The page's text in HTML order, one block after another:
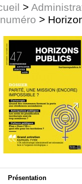
>
>
Présentation